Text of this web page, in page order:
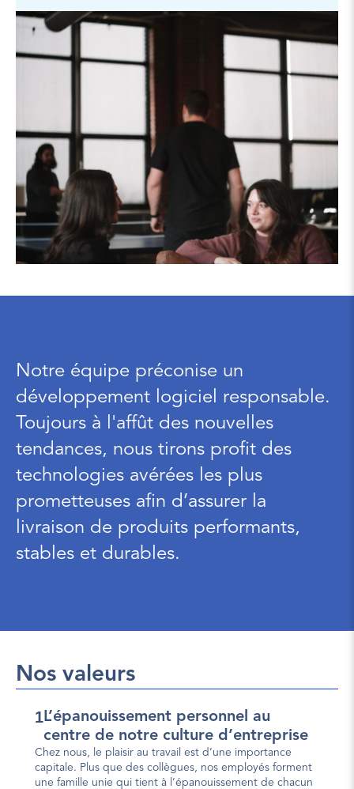
Notre équipe préconise un
développement logiciel responsable.
Toujours à l'affût des nouvelles
tendances, nous tirons profit des
technologies avérées les plus
prometteuses afin d’assurer la
livraison de produits performants,
stables et durables.
Nos valeurs
1L’épanouissement personnel au
centre de notre culture d’entreprise
Chez nous, le plaisir au travail est d’une importance
capitale. Plus que des collègues, nos employés forment
une famille unie qui tient à l’épanouissement de chacun